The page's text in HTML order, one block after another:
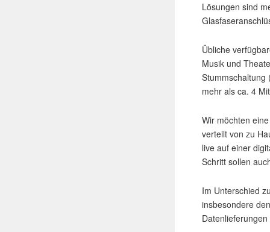
Lösungen sind
Übliche
Musik und
Stummschaltung
mehr als ca. 4
Wir möchten
verteilt von zu
live auf einer
Schritt sollen
Im Unterschied
insbesondere